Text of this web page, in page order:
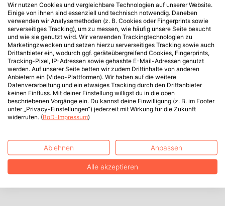
Wir nutzen Cookies und vergleichbare Technologien auf unserer Website.
Einige von ihnen sind essenziell und technisch notwendig. Daneben
verwenden wir Analysemethoden (z. B. Cookies oder Fingerprints sowie
serverseitiges Tracking), um zu messen, wie häufig unsere Seite besucht
und wie sie genutzt wird. Wir verwenden Trackingtechnologien zu
Marketingzwecken und setzen hierzu serverseitiges Tracking sowie auch
Drittanbieter ein, wodurch ggf. geräteübergreifend Cookies, Fingerprints,
Tracking-Pixel, IP-Adressen sowie gehashte E-Mail-Adressen genutzt
werden. Auf unserer Seite betten wir zudem Drittinhalte von anderen
Anbietern ein (Video-Plattformen). Wir haben auf die weitere
Datenverarbeitung und ein etwaiges Tracking durch den Drittanbieter
keinen Einfluss. Mit deiner Einstellung willigst du in die oben
beschriebenen Vorgänge ein. Du kannst deine Einwilligung (z. B. im Footer
unter „Privacy-Einstellungen“) jederzeit mit Wirkung für die Zukunft
widerrufen. (BoD-Impressum)
Ablehnen Anpassen
Alle akzeptieren